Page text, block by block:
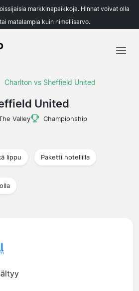
markkinapaikkoja. Hinnat voivat olla
matalampia kuin nimellisarvo.
Charlton vs Sheffield United
United
Valley
Championship
lippu Paketti hotellilla